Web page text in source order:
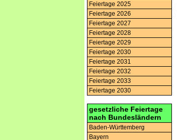
Feiertage 2025
Feiertage 2026
Feiertage 2027
Feiertage 2028
Feiertage 2029
Feiertage 2030
Feiertage 2031
Feiertage 2032
Feiertage 2033
Feiertage 2030
gesetzliche Feiertage
nach Bundesländern
Baden-Württemberg
Bayern